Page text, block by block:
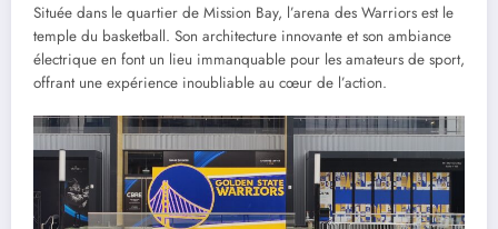
Située dans le quartier de Mission Bay, l’arena des Warriors est le
temple du basketball. Son architecture innovante et son ambiance
électrique en font un lieu immanquable pour les amateurs de sport,
offrant une expérience inoubliable au cœur de l’action.